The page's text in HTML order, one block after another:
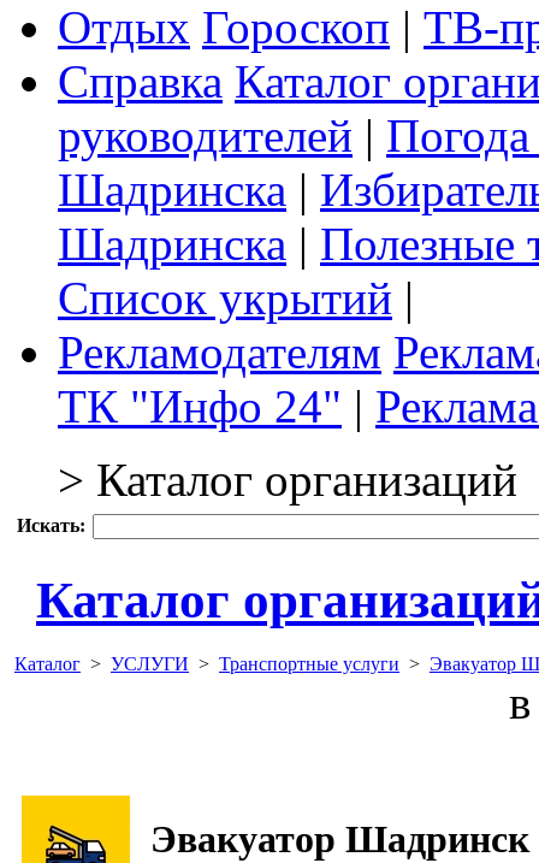
Отдых Гороскоп | ТВ-
Справка Каталог
руководителей |
Шадринска |
Шадринска | Полезные
Список укрытий |
Рекламодателям
ТК "Инфо 24" |
> Каталог организаций
Искать:
Каталог
Каталог > УСЛУГИ > Транспортные услуги > Эвакуатор
Эвакуатор Шадринск